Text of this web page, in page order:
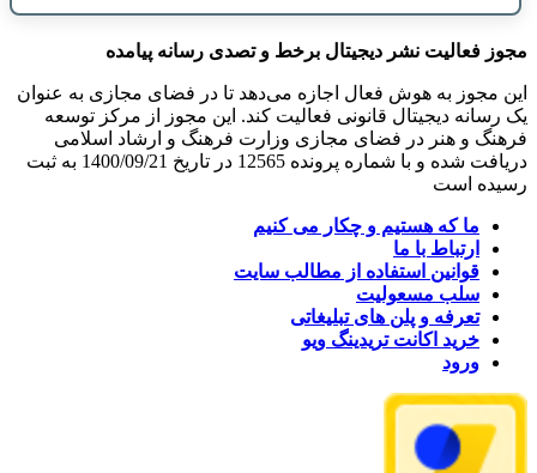
مجوز فعالیت نشر دیجیتال برخط و تصدی رسانه پیامده
این مجوز به هوش فعال اجازه می‌دهد تا در فضای مجازی به عنوان
یک رسانه دیجیتال قانونی فعالیت کند. این مجوز از مرکز توسعه
فرهنگ و هنر در فضای مجازی وزارت فرهنگ و ارشاد اسلامی
دریافت شده و با شماره پرونده 12565 در تاریخ 1400/09/21 به ثبت
رسیده است
ما که هستیم و چکار می کنیم
ارتباط با ما
قوانین استفاده از مطالب سایت
سلب مسعولیت
تعرفه و پلن های تبلیغاتی
خرید اکانت تریدینگ ویو
ورود